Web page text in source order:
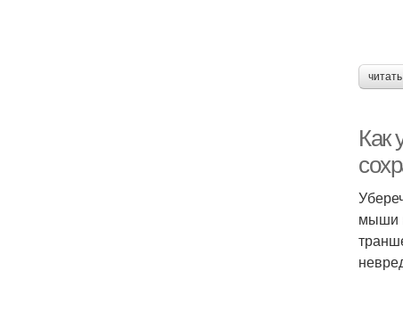
Как
мыши